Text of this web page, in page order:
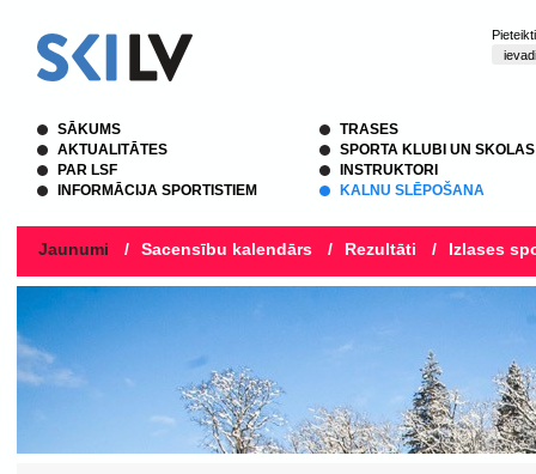
SĀKUMS
AKTUALITĀTES
PAR LSF
INFORMĀCIJA SPORTISTIEM
TRASES
SPORTA KLUBI UN SKOLAS
INSTRUKTORI
KALNU SLĒPOŠANA
Jaunumi / Sacensību kalendārs / Rezultāti / Izlases